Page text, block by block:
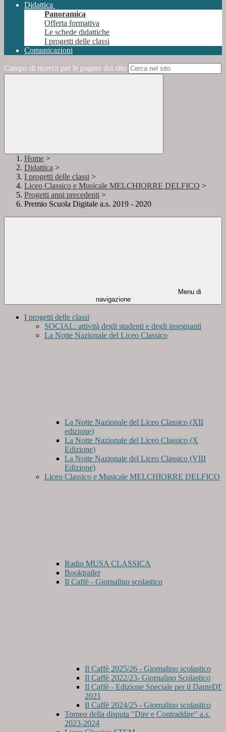
Didattica
Panoramica
Offerta formativa
Le schede didattiche
I progetti delle classi
Comunicazioni
Campo di ricerca per le pagine del sito
Home >
Didattica >
I progetti delle classi >
Liceo Classico e Musicale MELCHIORRE DELFICO >
Progetti anni precedenti >
Premio Scuola Digitale a.s. 2019 - 2020
Menu di
navigazione
I progetti delle classi
SOCIAL: attività degli studenti e degli insegnanti
La Notte Nazionale del Liceo Classico
La Notte Nazionale del Liceo Classico (XII
edizione)
La Notte Nazionale del Liceo Classico (X
Edizione)
La Notte Nazionale del Liceo Classico (VIII
Edizione)
Liceo Classico e Musicale MELCHIORRE DELFICO
Radio MUSA CLASSICA
Booktrailer
Il Caffè - Giornalino scolastico
Il Caffè 2025/26 - Giornalino scolastico
Il Caffè 2022/23- Giornalino Scolastico
Il Caffè - Edizione Speciale per il DanteDI'
2021
Il Caffè 2024/25 - Giornalino scolastico
Torneo della disputa "Dire e Contraddire" a.s.
2023-2024